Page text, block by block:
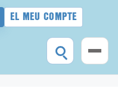
EL MEU COMPTE